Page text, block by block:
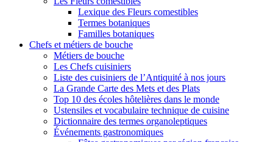
Lexique des Fleurs comestibles
Termes botaniques
Familles botaniques
Chefs et métiers de bouche
Métiers de bouche
Les Chefs cuisiniers
Liste des cuisiniers de l’Antiquité à nos jours
La Grande Carte des Mets et des Plats
Top 10 des écoles hôtelières dans le monde
Ustensiles et vocabulaire technique de cuisine
Dictionnaire des termes organoleptiques
Événements gastronomiques